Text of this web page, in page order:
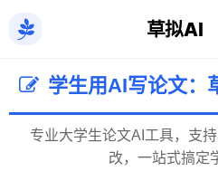
草拟AI
学生用AI写论文：
专业大学生论文AI工具，支
改，一站式搞定